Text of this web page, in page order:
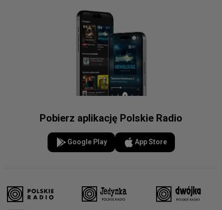
Pobierz aplikację Polskie Radio
Google Play App Store